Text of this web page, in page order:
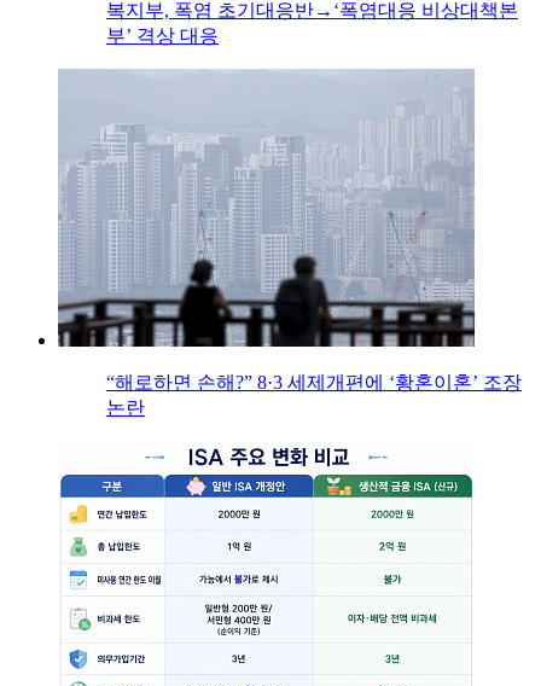
복지부, 폭염 초기대응반→‘폭염대응 비상대책본
부’ 격상 대응
“해로하면 손해?” 8·3 세제개편에 ‘황혼이혼’ 조장
논란